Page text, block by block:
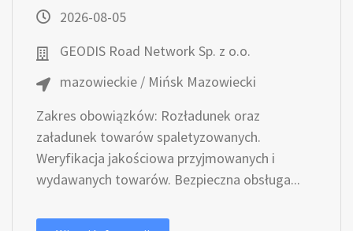
2026-08-05
GEODIS Road Network Sp. z o.o.
mazowieckie / Mińsk Mazowiecki
Zakres obowiązków: Rozładunek oraz
załadunek towarów spaletyzowanych.
Weryfikacja jakościowa przyjmowanych i
wydawanych towarów. Bezpieczna obsługa...